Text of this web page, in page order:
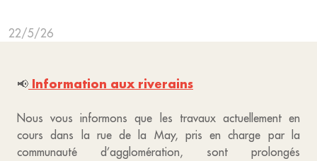
22/5/26
📢 Information aux riverains
Nous vous informons que les travaux actuellement en
cours dans la rue de la May, pris en charge par la
communauté d’agglomération, sont prolongés